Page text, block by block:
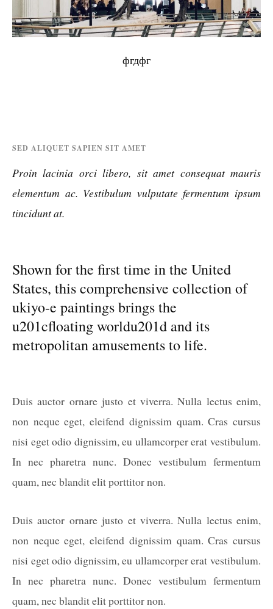
фгдфг
SED ALIQUET SAPIEN SIT AMET
Proin lacinia orci libero, sit amet consequat mauris
elementum ac. Vestibulum vulputate fermentum ipsum
tincidunt at.
Shown for the first time in the United
States, this comprehensive collection of
ukiyo-e paintings brings the
u201cfloating worldu201d and its
metropolitan amusements to life.
Duis auctor ornare justo et viverra. Nulla lectus enim,
non neque eget, eleifend dignissim quam. Cras cursus
nisi eget odio dignissim, eu ullamcorper erat vestibulum.
In nec pharetra nunc. Donec vestibulum fermentum
quam, nec blandit elit porttitor non.
Duis auctor ornare justo et viverra. Nulla lectus enim,
non neque eget, eleifend dignissim quam. Cras cursus
nisi eget odio dignissim, eu ullamcorper erat vestibulum.
In nec pharetra nunc. Donec vestibulum fermentum
quam, nec blandit elit porttitor non.